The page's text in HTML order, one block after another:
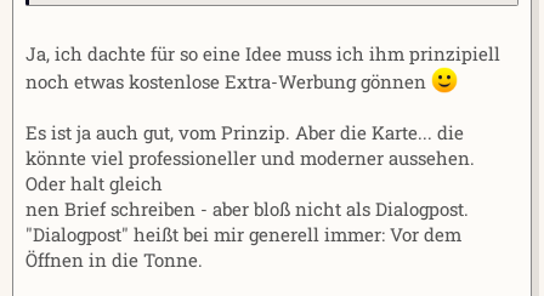
Ja, ich dachte für so eine Idee muss ich ihm prinzipiell
noch etwas kostenlose Extra-Werbung gönnen
Es ist ja auch gut, vom Prinzip. Aber die Karte... die
könnte viel professioneller und moderner aussehen.
Oder halt gleich
nen Brief schreiben - aber bloß nicht als Dialogpost.
"Dialogpost" heißt bei mir generell immer: Vor dem
Öffnen in die Tonne.